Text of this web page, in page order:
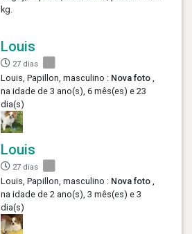
kg.
Louis
27 dias
Louis, Papillon, masculino : Nova foto
na idade de 3 ano(s), 6 mês(es) e 23
dia(s)
Louis
27 dias
Louis, Papillon, masculino : Nova foto
na idade de 2 ano(s), 3 mês(es) e 3
dia(s)